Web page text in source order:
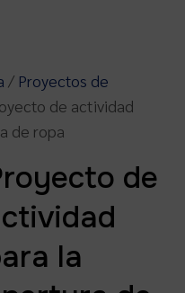
/ Proyectos de
de actividad
de ropa
de
la